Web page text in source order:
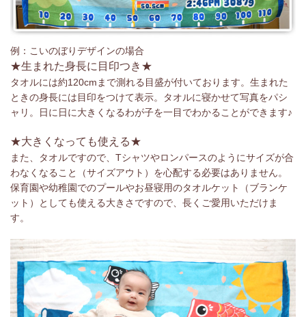
例：こいのぼりデザインの場合
★生まれた身長に目印つき★
タオルには約120cmまで測れる目盛が付いております。生まれた
ときの身長には目印をつけて表示。タオルに寝かせて写真をパシ
ャリ。日に日に大きくなるわが子を一目でわかることができます♪
★大きくなっても使える★
また、タオルですので、Tシャツやロンパースのようにサイズが合
わなくなること（サイズアウト）を心配する必要はありません。
保育園や幼稚園でのプールやお昼寝用のタオルケット（ブランケ
ット）としても使える大きさですので、長くご愛用いただけま
す。